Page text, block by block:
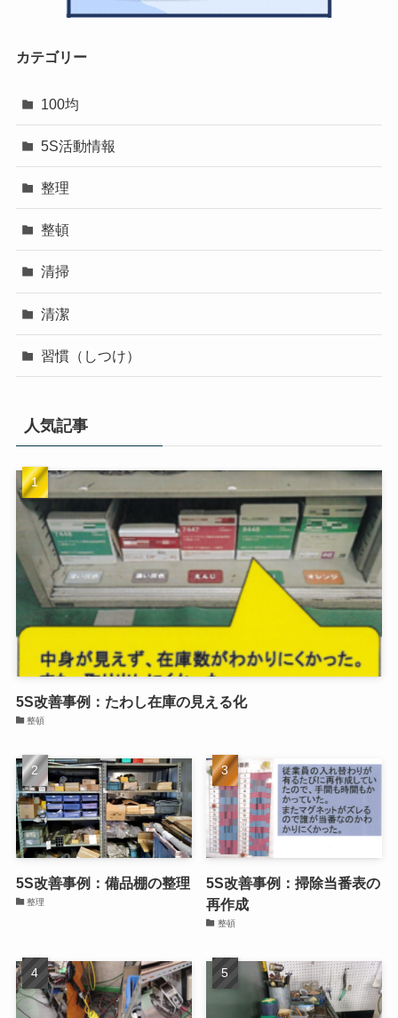
カテゴリー
100均
5S活動情報
整理
整頓
清掃
清潔
習慣（しつけ）
人気記事
5S改善事例：たわし在庫の見える化
整頓
5S改善事例：備品棚の整理
整理
5S改善事例：掃除当番表の
再作成
整頓